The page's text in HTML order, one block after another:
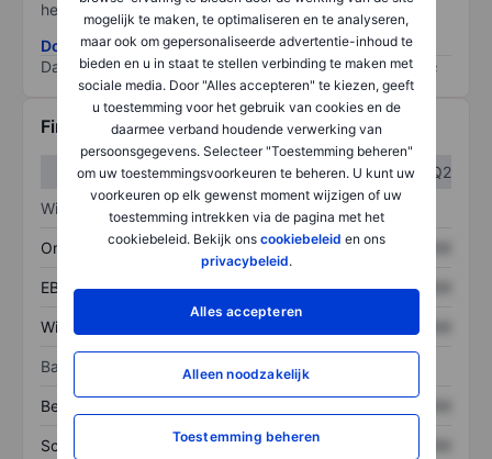
mogelijk te maken, te optimaliseren en te analyseren,
maar ook om gepersonaliseerde advertentie-inhoud te
bieden en u in staat te stellen verbinding te maken met
sociale media. Door "Alles accepteren" te kiezen, geeft
u toestemming voor het gebruik van cookies en de
daarmee verband houdende verwerking van
persoonsgegevens. Selecteer "Toestemming beheren"
om uw toestemmingsvoorkeuren te beheren. U kunt uw
voorkeuren op elk gewenst moment wijzigen of uw
toestemming intrekken via de pagina met het
cookiebeleid. Bekijk ons cookiebeleid en ons
privacybeleid.
Alles accepteren
Alleen noodzakelijk
Toestemming beheren
het grootste risico).
Download de ESG-risicomethodologie
Data provided by
/
Financiële gegevens
Q1
Q2
Winst/verlies
Omzet XXXXXXX XXXXXXX
EBITDA XXXXXXX XXXXXXX
Winst
Balans
Bezittingen
Schulden XXXXXXX